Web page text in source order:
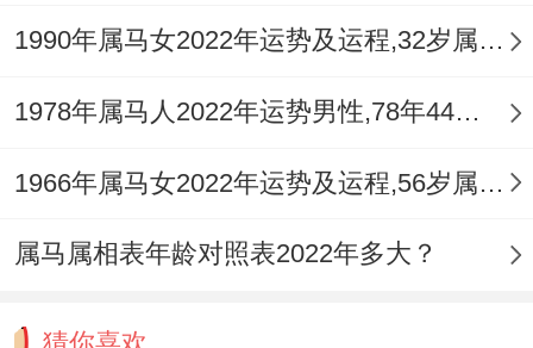
1990年属马女2022年运势及运程,32岁属马人2022全年每月运势女性如何
1978年属马人2022年运势男性,78年44岁属马男2022年每月运程怎么样
1966年属马女2022年运势及运程,56岁属马人2022全年每月运势女性如何
属马属相表年龄对照表2022年多大？